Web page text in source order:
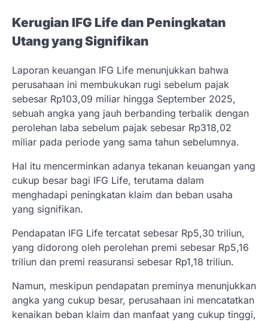
Kerugian IFG Life dan Peningkatan
Utang yang Signifikan
Laporan keuangan IFG Life menunjukkan bahwa
perusahaan ini membukukan rugi sebelum pajak
sebesar Rp103,09 miliar hingga September 2025,
sebuah angka yang jauh berbanding terbalik dengan
perolehan laba sebelum pajak sebesar Rp318,02
miliar pada periode yang sama tahun sebelumnya.
Hal itu mencerminkan adanya tekanan keuangan yang
cukup besar bagi IFG Life, terutama dalam
menghadapi peningkatan klaim dan beban usaha
yang signifikan.
Pendapatan IFG Life tercatat sebesar Rp5,30 triliun,
yang didorong oleh perolehan premi sebesar Rp5,16
triliun dan premi reasuransi sebesar Rp1,18 triliun.
Namun, meskipun pendapatan preminya menunjukkan
angka yang cukup besar, perusahaan ini mencatatkan
kenaikan beban klaim dan manfaat yang cukup tinggi,